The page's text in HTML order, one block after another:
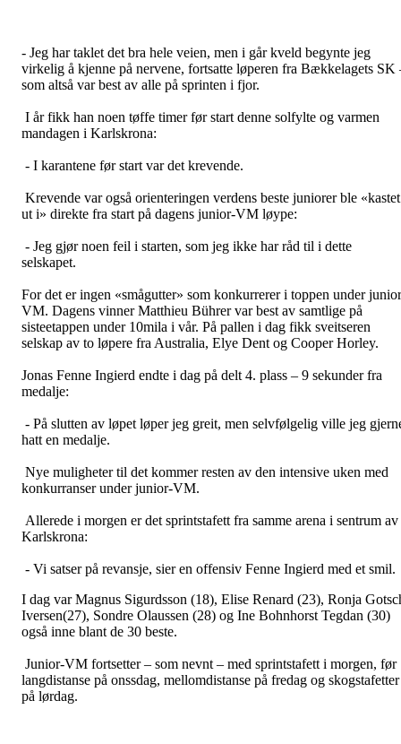
- Jeg har taklet det bra hele veien, men i går kveld begynte jeg
virkelig å kjenne på nervene, fortsatte løperen fra Bækkelagets SK
som altså var best av alle på sprinten i fjor.
I år fikk han noen tøffe timer før start denne solfylte og varmen
mandagen i Karlskrona:
- I karantene før start var det krevende.
Krevende var også orienteringen verdens beste juniorer ble «kastet
ut i» direkte fra start på dagens junior-VM løype:
- Jeg gjør noen feil i starten, som jeg ikke har råd til i dette
selskapet.
For det er ingen «smågutter» som konkurrerer i toppen under
VM. Dagens vinner Matthieu Bührer var best av samtlige på
sisteetappen under 10mila i vår. På pallen i dag fikk sveitseren
selskap av to løpere fra Australia, Elye Dent og Cooper Horley.
Jonas Fenne Ingierd endte i dag på delt 4. plass – 9 sekunder fra
medalje:
- På slutten av løpet løper jeg greit, men selvfølgelig ville jeg
hatt en medalje.
Nye muligheter til det kommer resten av den intensive uken med
konkurranser under junior-VM.
Allerede i morgen er det sprintstafett fra samme arena i sentrum av
Karlskrona:
- Vi satser på revansje, sier en offensiv Fenne Ingierd med et smil.
I dag var Magnus Sigurdsson (18), Elise Renard (23), Ronja
Iversen(27), Sondre Olaussen (28) og Ine Bohnhorst Tegdan (30)
også inne blant de 30 beste.
Junior-VM fortsetter – som nevnt – med sprintstafett i morgen, før
langdistanse på onssdag, mellomdistanse på fredag og skogstafetter
på lørdag.